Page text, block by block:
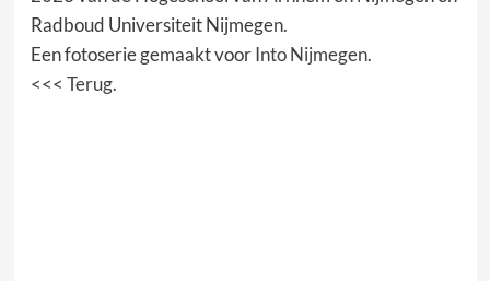
Radboud Universiteit Nijmegen.
Een fotoserie gemaakt voorInto Nijmegen.
<<< Terug.